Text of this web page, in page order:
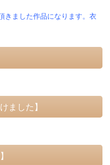
きました作品になります。衣
ました】